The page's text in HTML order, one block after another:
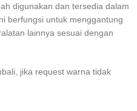
digunakan dan tersedia dalam
berfungsi untuk menggantung
lainnya sesuai dengan
jika request warna tidak